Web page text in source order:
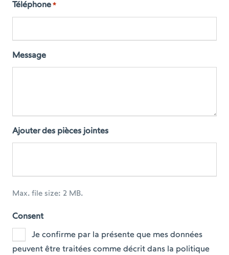
Téléphone *
Message
Ajouter des pièces jointes
Max. file size: 2 MB.
Consent
Je confirme par la présente que mes données
peuvent être traitées comme décrit dans la politique